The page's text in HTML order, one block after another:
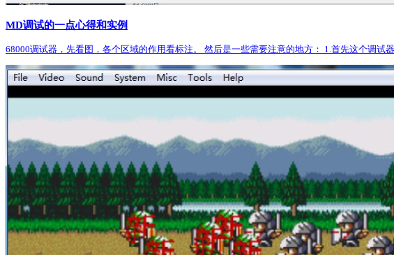
MD调试的一点心得和实例
68000调试器，先看图，各个区域的作用看标注。 然后是一些需要注意的地方： 1.首先这个调